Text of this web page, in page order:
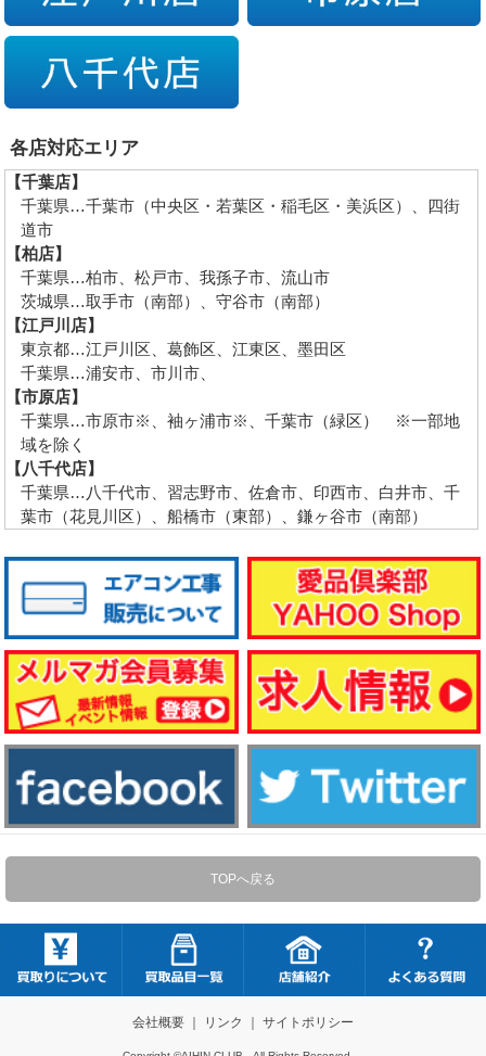
各店対応エリア
【千葉店】
千葉県…千葉市（中央区・若葉区・稲毛区・美浜区）、四街
道市
【柏店】
千葉県…柏市、松戸市、我孫子市、流山市
茨城県…取手市（南部）、守谷市（南部）
【江戸川店】
東京都…江戸川区、葛飾区、江東区、墨田区
千葉県…浦安市、市川市、
【市原店】
千葉県…市原市※、袖ヶ浦市※、千葉市（緑区） ※一部地
域を除く
【八千代店】
千葉県…八千代市、習志野市、佐倉市、印西市、白井市、千
葉市（花見川区）、船橋市（東部）、鎌ヶ谷市（南部）
TOPへ戻る
会社概要｜ リンク サイトポリシー